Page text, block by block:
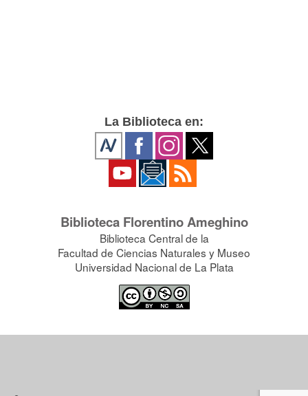
La Biblioteca en:
Biblioteca Florentino Ameghino
Biblioteca Central de la
Facultad de Ciencias Naturales y Museo
Universidad Nacional de La Plata